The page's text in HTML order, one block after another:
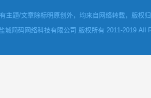
主题/文章除标明原创外，均来自网络转载，版权
城简码网络科技有限公司 版权所有 2011-2019